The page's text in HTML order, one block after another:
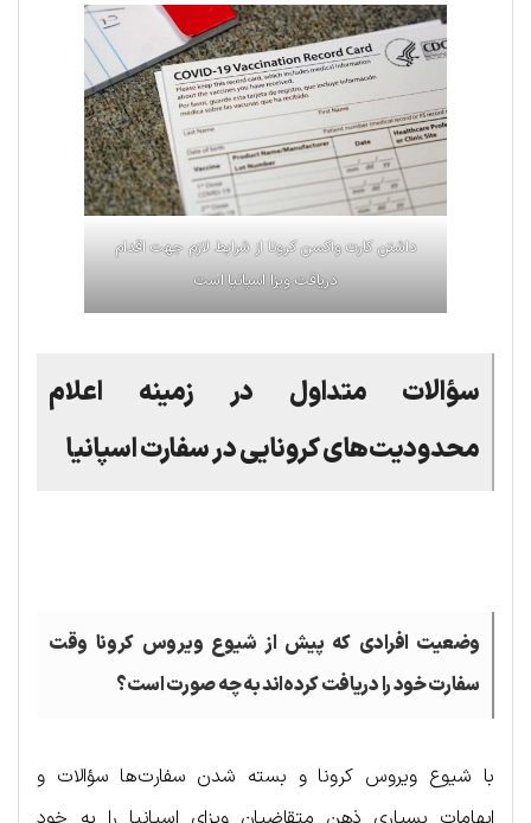
داشتن کارت واکسن کرونا از شرایط لازم جهت اقدام
دریافت ویز‌ا اسپانیا است
سؤالات متداول در زمینه اعلام
محدودیت‌های کرونایی در سفارت اسپانیا
وضعیت افرادی که پیش از شیوع ویروس کرونا وقت
سفارت خود را دریافت کرده‌اند به چه صورت است؟
با شیوع ویروس کرونا و بسته شدن سفارت‌ها سؤالات و